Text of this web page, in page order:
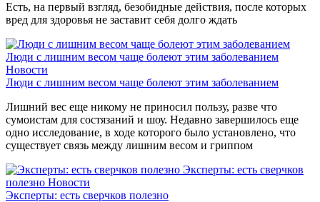
Есть, на первый взгляд, безобидные действия, после которых
вред для здоровья не заставит себя долго ждать
Люди с лишним весом чаще болеют этим заболеванием
Новости
Люди с лишним весом чаще болеют этим заболеванием
Лишний вес еще никому не приносил пользу, разве что
сумоистам для состязаний и шоу. Недавно завершилось еще
одно исследование, в ходе которого было установлено, что
существует связь между лишним весом и гриппом
Эксперты: есть сверчков
полезно Новости
Эксперты: есть сверчков полезно